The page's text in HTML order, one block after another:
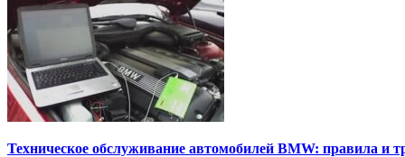
Техническое обслуживание автомобилей BMW: правила и